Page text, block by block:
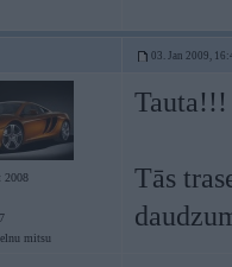
03. Jan 2009,
2008
mitsu
Tauta!!!
Tās